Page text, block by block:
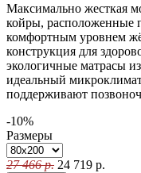
Максимально жесткая
койры, расположенные
комфортным уровнем
конструкция для
экологичные матрасы
идеальный
поддерживают
-10%
Размеры
27 466р. 24 719 р.